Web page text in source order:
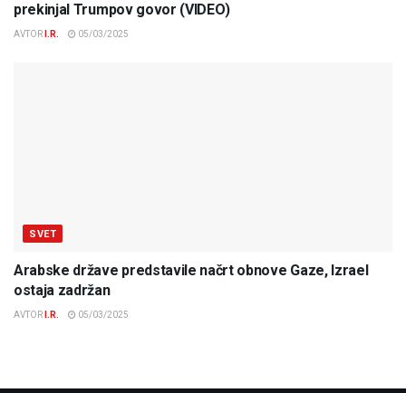
prekinjal Trumpov govor (VIDEO)
AVTOR I.R. 05/03/2025
SVET
Arabske države predstavile načrt obnove Gaze, Izrael
ostaja zadržan
AVTOR I.R. 05/03/2025